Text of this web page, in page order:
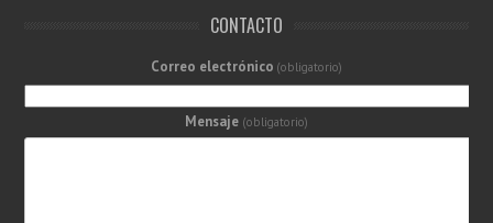
CONTACTO
Correo electrónico (obligatorio)
Mensaje (obligatorio)